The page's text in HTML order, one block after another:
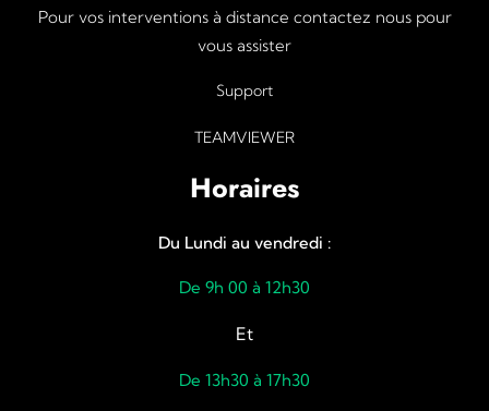
Pour vos interventions à distance contactez nous pour
vous assister
Support
TEAMVIEWER
Horaires
Du Lundi au vendredi :
De 9h 00 à 12h30
Et
De 13h30 à 17h30